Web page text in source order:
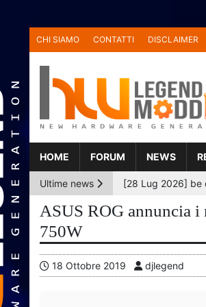
CHI SIAMO CONTATTI DISCLAIMER
HOME FORUM NEWS
Ultime news
ASUS ROG annuncia
750W
18 Ottobre 2019 djlegend